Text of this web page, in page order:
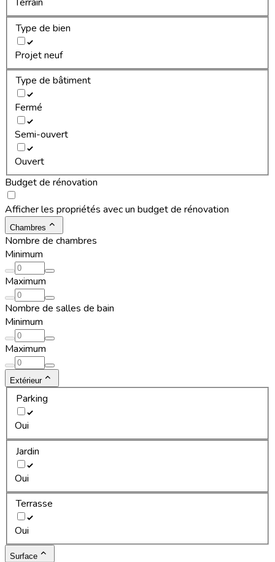
Type de bien
Projet neuf
Type de bâtiment
Fermé
Semi-ouvert
Ouvert
Budget de rénovation
Afficher les propriétés avec un budget de rénovation
Chambres
Nombre de chambres
Minimum
Maximum
Nombre de salles de bain
Minimum
Maximum
Extérieur
Parking
Oui
Jardin
Oui
Terrasse
Oui
Surface